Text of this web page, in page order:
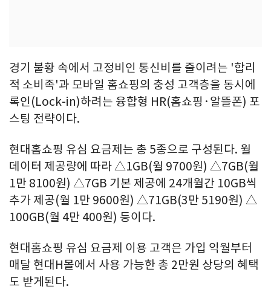
경기 불황 속에서 고정비인 통신비를 줄이려는 '합리
적 소비족'과 모바일 홈쇼핑의 충성 고객층을 동시에
록인(Lock-in)하려는 융합형 HR(홈쇼핑·알뜰폰) 포
스팅 전략이다.
현대홈쇼핑 유심 요금제는 총 5종으로 구성된다. 월
데이터 제공량에 따라 △1GB(월 9700원) △7GB(월
1만 8100원) △7GB 기본 제공에 24개월간 10GB씩
추가 제공(월 1만 9600원) △71GB(3만 5190원) △
100GB(월 4만 400원) 등이다.
현대홈쇼핑 유심 요금제 이용 고객은 가입 익월부터
매달 현대H몰에서 사용 가능한 총 2만원 상당의 혜택
도 받게된다.